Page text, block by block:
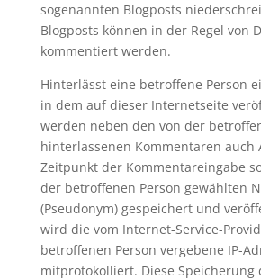
sogenannten Blogposts
Blogposts können in der Regel von
kommentiert werden.
Hinterlässt eine betroffene Person
in dem auf dieser Internetseite
werden neben den von der
hinterlassenen Kommentaren auch
Zeitpunkt der Kommentareingabe
der betroffenen Person gewählten
(Pseudonym) gespeichert und
wird die vom Internet-Service-
betroffenen Person vergebene IP-
mitprotokolliert. Diese Speicherung